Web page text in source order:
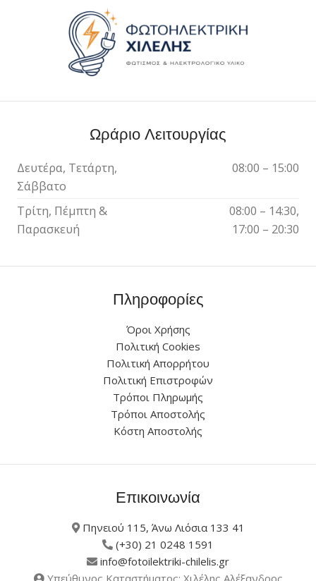
Ωράριο Λειτουργίας
Δευτέρα, Τετάρτη,
Σάββατο
08:00 – 15:00
Τρίτη, Πέμπτη &
Παρασκευή
08:00 – 14:30,
17:00 – 20:30
Πληροφορίες
Όροι Χρήσης
Πολιτική Cookies
Πολιτική Απορρήτου
Πολιτική Επιστροφών
Τρόποι Πληρωμής
Τρόποι Αποστολής
Κόστη Αποστολής
Επικοινωνία
Πηνειού 115, Άνω Λιόσια 133 41
(+30) 21 0248 1591
info@fotoilektriki-chilelis.gr
Υπεύθυνος Καταστήματος: Χιλέλης Αλέξανδρος